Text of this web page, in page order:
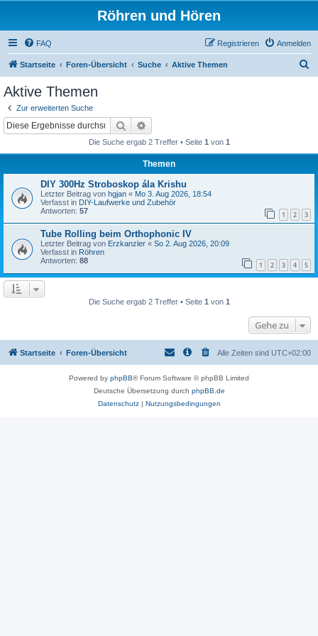
Röhren und Hören
FAQ Anmelden
Registrieren
Startseite Foren-Übersicht Suche Aktive Themen
Aktive Themen
Zur erweiterten Suche
Suche
Die Suche ergab 2 Treffer • Seite 1 von 1
Themen
DIY 300Hz Stroboskop ála Krishu
Letzter Beitrag von hgjan « Mo 3. Aug 2026, 18:54
Verfasst in DIY-Laufwerke und Zubehör
Antworten: 57 1 2 3
Tube Rolling beim Orthophonic IV
Letzter Beitrag von Erzkanzler « So 2. Aug 2026, 20:09
Verfasst in Röhren
Antworten: 88 1 2 3 4 5
Die Suche ergab 2 Treffer • Seite 1 von 1
Gehe zu
Startseite Foren-Übersicht Alle Zeiten sind UTC+02:00
Powered by phpBB® Forum Software © phpBB Limited
Deutsche Übersetzung durch phpBB.de
Datenschutz| Nutzungsbedingungen